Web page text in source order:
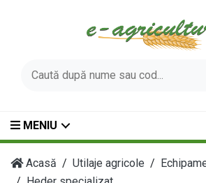
MENIU
Acasă Utilaje agricole